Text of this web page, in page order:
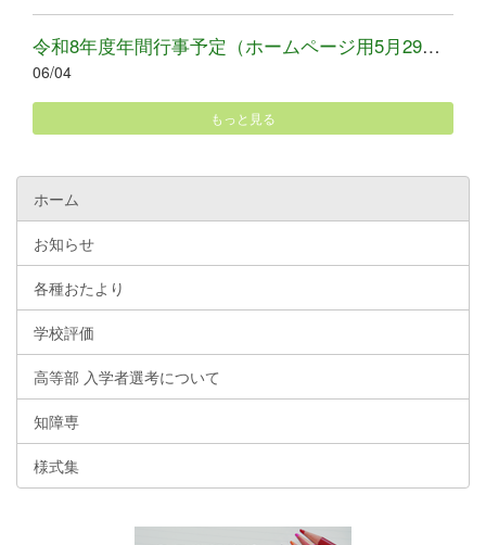
令和8年度年間行事予定（ホームページ用5月29日）.pdf
06/04
もっと見る
ホーム
お知らせ
各種おたより
学校評価
高等部 入学者選考について
知障専
様式集